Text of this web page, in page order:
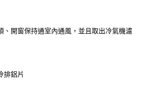
、開窗保持通室內通風，並且取出冷氣機濾
排鋁片